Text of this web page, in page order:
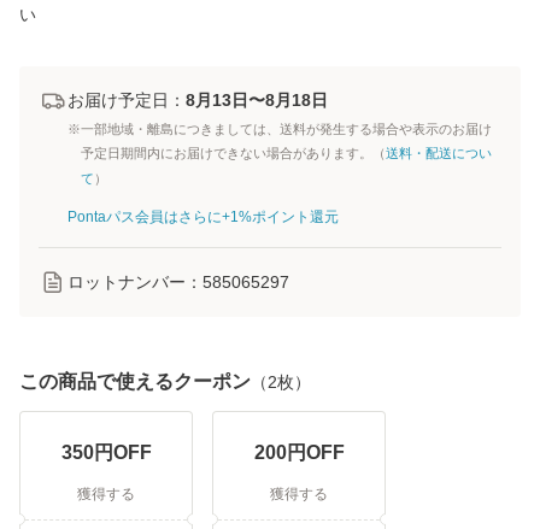
い
お届け予定日： 8月13日〜8月18日
※一部地域・離島につきましては、送料が発生する場合や表示のお届け
予定日期間内にお届けできない場合があります。（送料・配送につい
て ）
Pontaパス会員はさらに+1%ポイント還元
ロットナンバー： 585065297
この商品で使えるクーポン （2枚）
350円OFF
獲得する
200円OFF
獲得する